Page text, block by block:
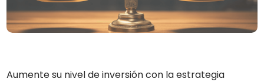
Encuentra tu estrategia cripto
KriptoEarn
Ahorra criptomonedas para tu futuro
Aumente su nivel de inversión con la estrategia